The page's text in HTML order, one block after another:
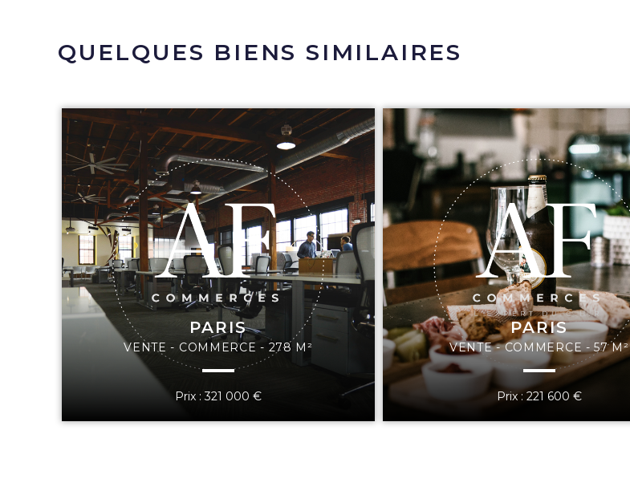
QUELQUES BIENS SIMILAIRES
PARIS
VENTE - COMMERCE - 278 M²
Prix : 321 000 €
PARIS
VENTE - COMMERCE - 57 M²
Prix : 221 600 €